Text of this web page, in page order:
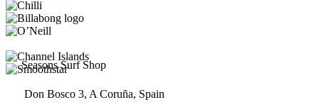
Seasons Surf Shop
Don Bosco 3, A Coruña, Spain